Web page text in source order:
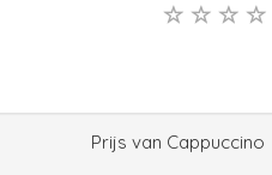
Prijs van Cappuccino